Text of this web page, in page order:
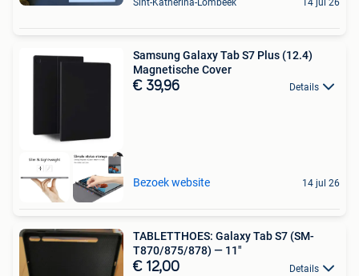
Sint-Katherina-Lombeek 14 jul 26
Samsung Galaxy Tab S7 Plus (12.4)
Magnetische Cover
€ 39,96 Details
Bezoek website 14 jul 26
TABLETTHOES: Galaxy Tab S7 (SM-
T870/875/878) — 11"
€ 12,00 Details